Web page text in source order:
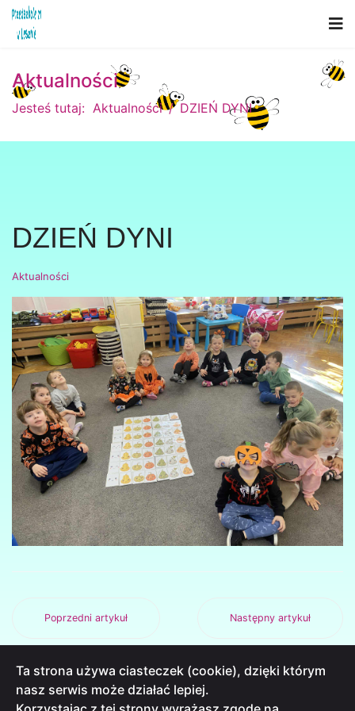
Aktualności
Jesteś tutaj: Aktualności DZIEŃ DYNI
DZIEŃ DYNI
Aktualności
Poprzedni artykuł Następny artykuł
Ta strona używa ciasteczek (cookie), dzięki którym
nasz serwis może działać lepiej.